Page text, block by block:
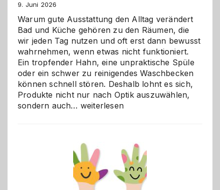
9. Juni 2026
Warum gute Ausstattung den Alltag verändert
Bad und Küche gehören zu den Räumen, die
wir jeden Tag nutzen und oft erst dann bewusst
wahrnehmen, wenn etwas nicht funktioniert.
Ein tropfender Hahn, eine unpraktische Spüle
oder ein schwer zu reinigendes Waschbecken
können schnell stören. Deshalb lohnt es sich,
Produkte nicht nur nach Optik auszuwählen,
sondern auch… Bad
besser
verstehen
weiterlesen